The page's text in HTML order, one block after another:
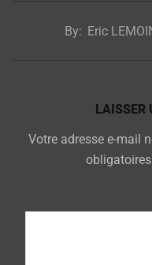
By: Eric
LAISSER
Votre adresse e-mail